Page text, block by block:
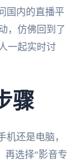
国内的直播平
，仿佛回到了
一起实时讨
骤
还是电脑，
再选择“影音专